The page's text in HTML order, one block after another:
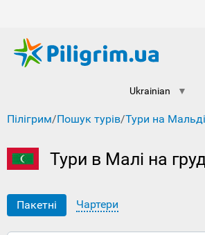
Ukrainian ▼
Пілігрим/Пошук турів/Тури на
Тури в Малі на
Пакетні Чартери